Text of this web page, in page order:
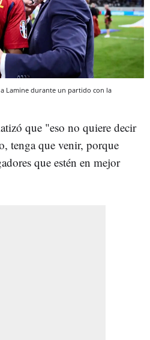
Lamine durante un partido con la
que "eso no quiere decir
tenga que venir, porque
que estén en mejor